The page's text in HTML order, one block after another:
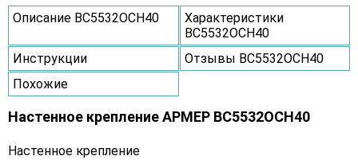
Описание ВС5532ОСН40
Характеристики
ВС5532ОСН40
Инструкции
Отзывы ВС5532ОСН40
Похожие
Настенное крепление АРМЕР ВС5532ОСН40
Настенное крепление